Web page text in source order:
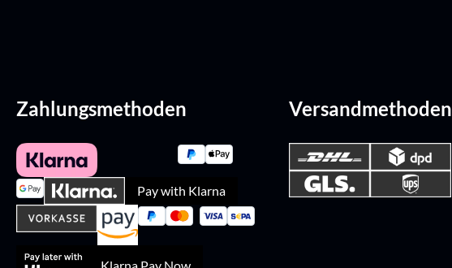
Zahlungsmethoden
Pay with Klarna
Versandmethoden